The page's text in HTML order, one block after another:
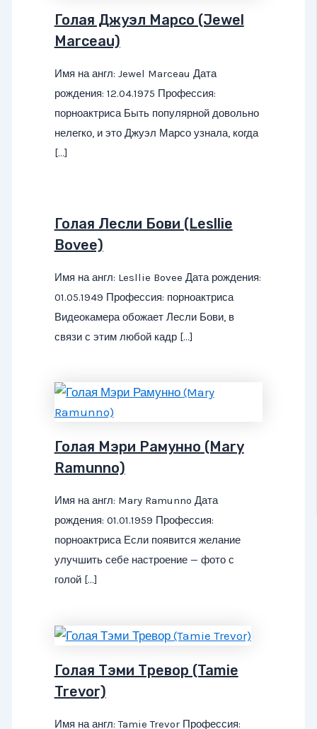
Голая Джуэл Марсо (Jewel
Marceau)
Имя на англ: Jewel Marceau Дата
рождения: 12.04.1975 Профессия:
порноактриса Быть популярной довольно
нелегко, и это Джуэл Марсо узнала, когда
[…]
Голая Лесли Бови (Lesllie
Bovee)
Имя на англ: Lesllie Bovee Дата рождения:
01.05.1949 Профессия: порноактриса
Видеокамера обожает Лесли Бови, в
связи с этим любой кадр […]
Голая Мэри Рамунно (Mary
Ramunno)
Имя на англ: Mary Ramunno Дата
рождения: 01.01.1959 Профессия:
порноактриса Если появится желание
улучшить себе настроение — фото с
голой […]
Голая Тэми Тревор (Tamie
Trevor)
Имя на англ: Tamie Trevor Профессия: